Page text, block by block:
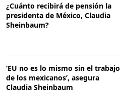
¿Cuánto recibirá de pensión la
presidenta de México, Claudia
Sheinbaum?
‘EU no es lo mismo sin el trabajo
de los mexicanos’, asegura
Claudia Sheinbaum